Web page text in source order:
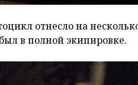
отнесло на
в полной экипировке.